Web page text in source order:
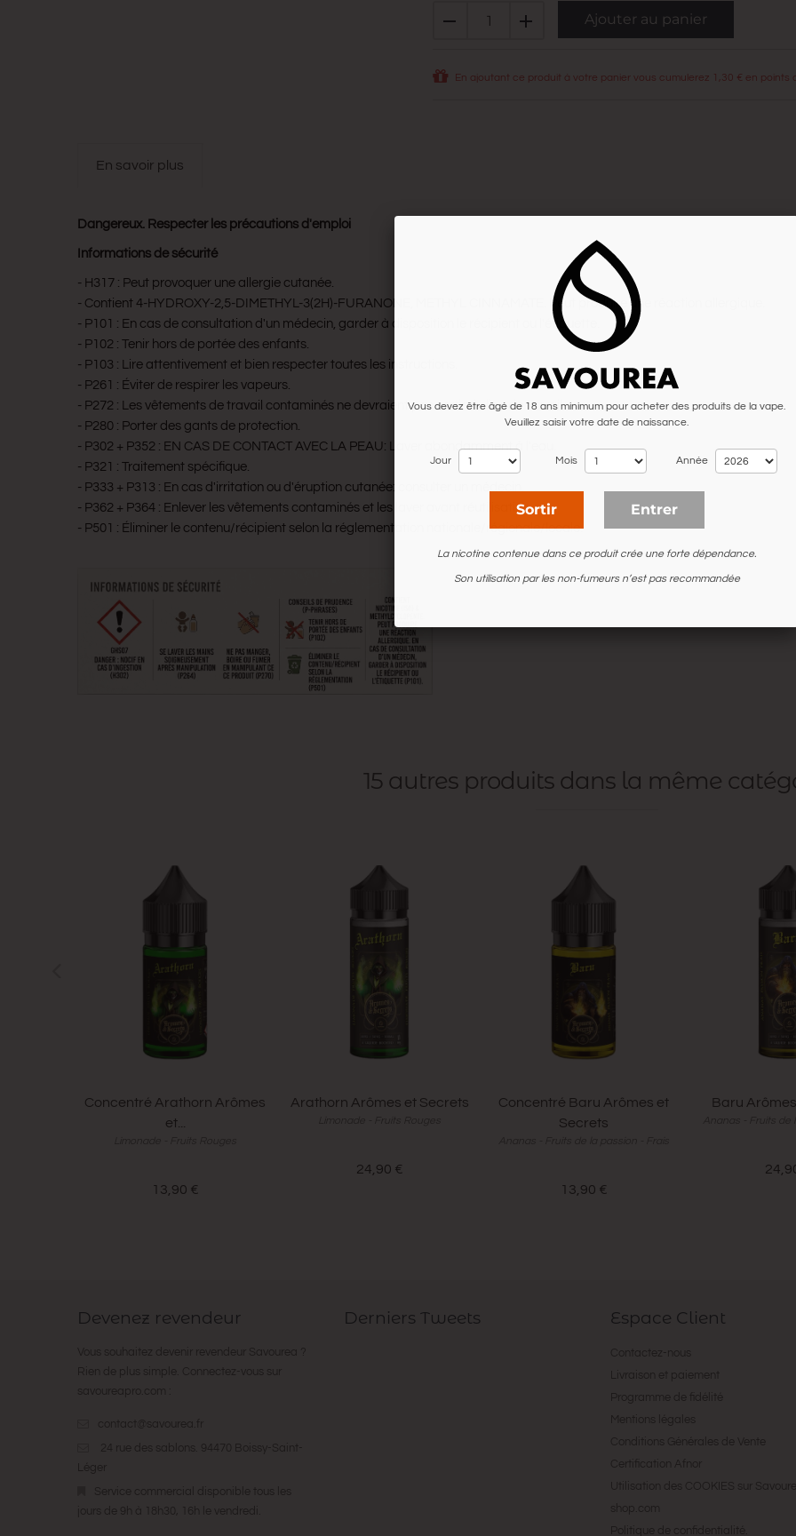
Ajouter au panier
En ajoutant ce produit à votre panier vous cumulerez 1,30 € en points
en savoir plus
Dangereux. Respecter les précautions d'emploi
Informations de sécurité
- H317 : Peut provoquer une allergie cutanée.
- Contient 4-HYDROXY-2,5-DIMETHYL-3(2H)-FURANONE, METHYL CINNAMATE. Peut produire une réaction allergique.
- P101 : En cas de consultation d'un médecin, garder à disposition le récipient ou l'étiquette.
- P102 : Tenir hors de portée des enfants.
- P103 : Lire attentivement et bien respecter toutes les instructions.
- P261 : Éviter de respirer les vapeurs.
- P272 : Les vêtements de travail contaminés ne devraient pas sortir du lieu de travail.
- P280 : Porter des gants de protection.
- P302 + P352 : EN CAS DE CONTACT AVEC LA PEAU: Laver abondamment à l'eau.
- P321 : Traitement spécifique.
- P333 + P313 : En cas d'irritation ou d'éruption cutanée: consulter un médecin.
- P362 + P364 : Enlever les vêtements contaminés et les laver avant réutilisation.
- P501 : Éliminer le contenu/récipient selon la réglementation nationale/régionale/locale.
15 autres produits dans la même
Concentré Arathorn Arômes
et...
13,90 €
Arathorn Arômes et Secrets
24,90 €
Concentré Baru Arômes et
Secrets
13,90 €
Baru
Devenez revendeur Derniers Tweets Espace Client
Vous devez être âgé de 18 ans minimum pour acheter des produits de la vape.
Veuillez saisir votre date de naissance.
Jour Mois Année
Sortir Entrer
La nicotine contenue dans ce produit crée une forte dépendance.
Son utilisation par les non-fumeurs n’est pas recommandée